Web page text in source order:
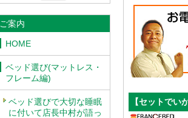
ご案内
HOME
ベッド選び(マットレス・
フレーム編)
ベッド選びで大切な睡眠
に付いて店長中村が語っ
【セットでい